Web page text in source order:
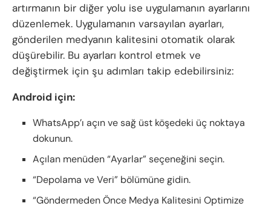
artırmanın bir diğer yolu ise uygulamanın ayarlarını
düzenlemek. Uygulamanın varsayılan ayarları,
gönderilen medyanın kalitesini otomatik olarak
düşürebilir. Bu ayarları kontrol etmek ve
değiştirmek için şu adımları takip edebilirsiniz:
Android için:
WhatsApp’ı açın ve sağ üst köşedeki üç noktaya
dokunun.
Açılan menüden “Ayarlar” seçeneğini seçin.
“Depolama ve Veri” bölümüne gidin.
“Göndermeden Önce Medya Kalitesini Optimize